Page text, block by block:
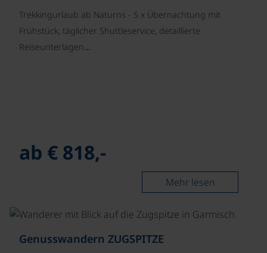
Trekkingurlaub ab Naturns - 5 x Übernachtung mit
Frühstück, täglicher Shuttleservice, detaillierte
Reiseunterlagen…
ab € 818,-
Mehr lesen
Genusswandern ZUGSPITZE